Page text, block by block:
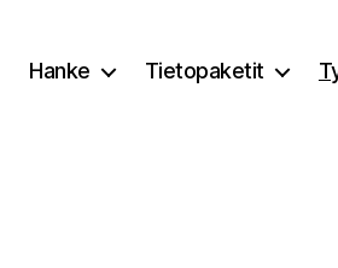
Hanke Tietopaketit